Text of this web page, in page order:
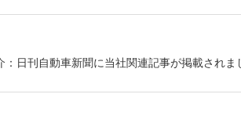
：日刊自動車新聞に当社関連記事が掲載されま